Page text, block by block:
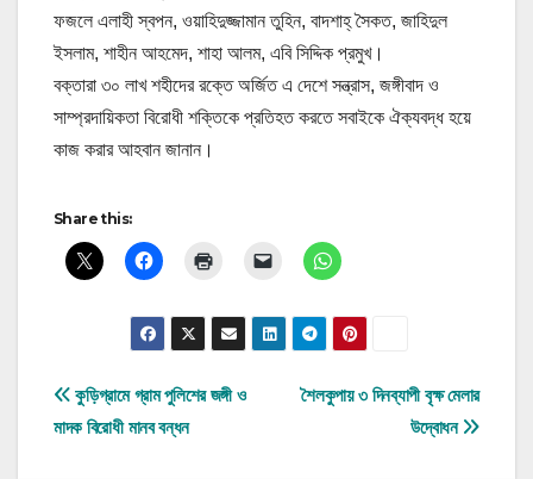
ফজলে এলাহী স্বপন, ওয়াহিদুজ্জামান তুহিন, বাদশাহ্ সৈকত, জাহিদুল
ইসলাম, শাহীন আহমেদ, শাহা আলম, এবি সিদ্দিক প্রমুখ।
বক্তারা ৩০ লাখ শহীদের রক্তে অর্জিত এ দেশে সন্ত্রাস, জঙ্গীবাদ ও
সাম্প্রদায়িকতা বিরোধী শক্তিকে প্রতিহত করতে সবাইকে ঐক্যবদ্ধ হয়ে
কাজ করার আহবান জানান।
Share this:
Post
navigation
শৈলকুপায় ৩ দিনব্যাপী বৃক্ষ মেলার
উদ্বোধন
কুড়িগ্রামে গ্রাম পুলিশের জঙ্গী ও
মাদক বিরোধী মানব বন্ধন